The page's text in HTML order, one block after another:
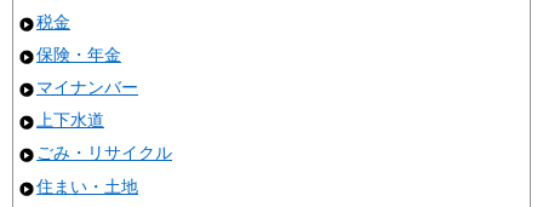
税金
保険・年金
マイナンバー
上下水道
ごみ・リサイクル
住まい・土地